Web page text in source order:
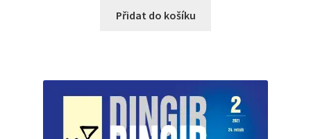
Přidat do košíku